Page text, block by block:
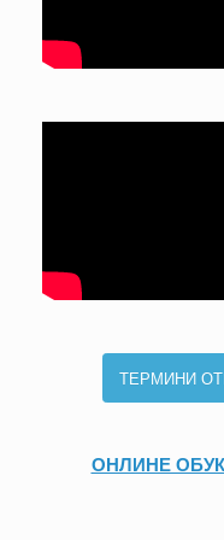
ТЕРМИНИ
ОНЛИНЕ